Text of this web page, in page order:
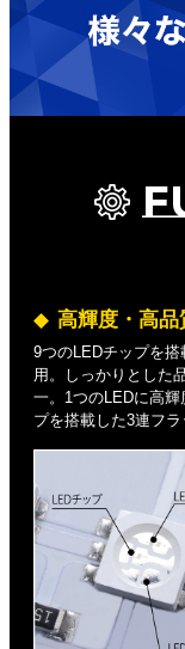
高輝度・高品
9つのLEDチップを
用。しっかりとした
一。1つのLEDに高
プを搭載した3連フラ